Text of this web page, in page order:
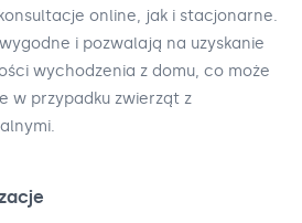
online, jak i stacjonarne.
i pozwalają na uzyskanie
wychodzenia z domu, co może
w przypadku zwierząt z